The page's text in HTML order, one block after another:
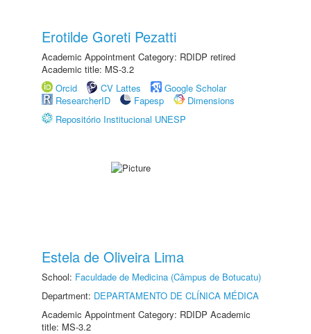
Erotilde Goreti Pezatti
Academic Appointment Category: RDIDP retired
Academic title: MS-3.2
Orcid
CV Lattes
Google Scholar
ResearcherID
Fapesp
Dimensions
Repositório Institucional UNESP
Estela de Oliveira Lima
School: Faculdade de Medicina (Câmpus de Botucatu)
Department: DEPARTAMENTO DE CLÍNICA MÉDICA
Academic Appointment Category: RDIDP Academic
title: MS-3.2